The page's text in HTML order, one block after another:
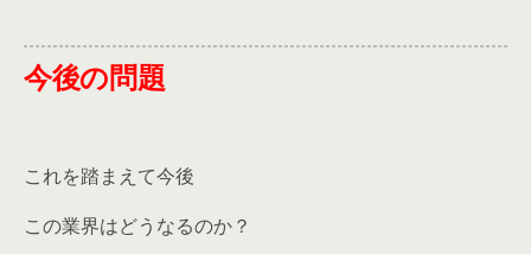
今後の問題
これを踏まえて今後
この業界はどうなるのか？